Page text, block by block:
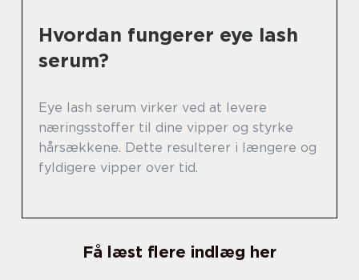
Hvordan fungerer eye lash
serum?
Eye lash serum virker ved at levere
næringsstoffer til dine vipper og styrke
hårsækkene. Dette resulterer i længere og
fyldigere vipper over tid.
Få læst flere indlæg her